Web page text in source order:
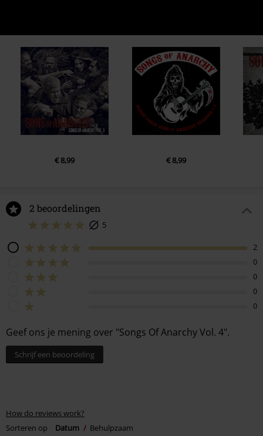
€ 8,99 € 8,99
2 beoordelingen
5
2
0
0
0
0
Geef ons je mening over "Songs Of Anarchy Vol. 4".
Schrijf een beoordeling
How do reviews work?
Sorteren op
Datum Behulpzaam